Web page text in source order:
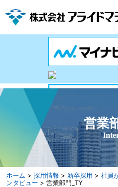
ホーム >採用情報 > 新卒採用 >社員
ンタビュー > 営業部門_TY
営業